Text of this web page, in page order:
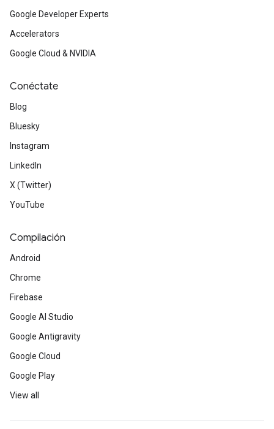
Google Developer Experts
Accelerators
Google Cloud & NVIDIA
Conéctate
Blog
Bluesky
Instagram
LinkedIn
X (Twitter)
YouTube
Compilación
Android
Chrome
Firebase
Google AI Studio
Google Antigravity
Google Cloud
Google Play
View all